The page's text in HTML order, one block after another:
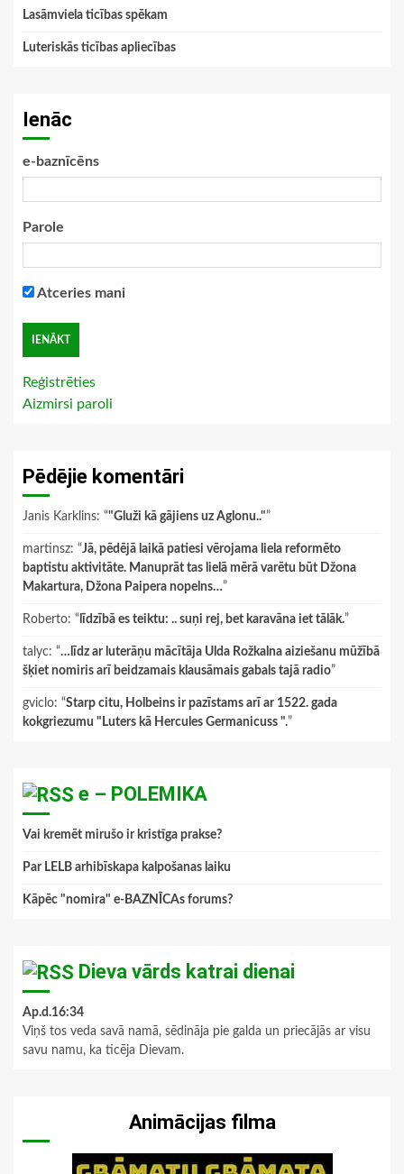
Lasāmviela ticības spēkam
Luteriskās ticības apliecības
Ienāc
e-baznīcēns
Parole
Atceries mani
Reģistrēties
Aizmirsi paroli
Pēdējie komentāri
Janis Karklins: “"Gluži kā gājiens uz Aglonu.."”
martinsz: “Jā, pēdējā laikā patiesi vērojama liela reformēto
baptistu aktivitāte. Manuprāt tas lielā mērā varētu būt Džona
Makartura, Džona Paipera nopelns…”
Roberto: “ līdzībā es teiktu: .. suņi rej, bet karavāna iet tālāk.”
talyc: “…līdz ar luterāņu mācītāja Ulda Rožkalna aiziešanu mūžībā
šķiet nomiris arī beidzamais klausāmais gabals tajā radio”
gviclo: “Starp citu, Holbeins ir pazīstams arī ar 1522. gada
kokgriezumu "Luters kā Hercules Germanicuss ".”
e – POLEMIKA
Vai kremēt mirušo ir kristīga prakse?
Par LELB arhibīskapa kalpošanas laiku
Kāpēc "nomira" e-BAZNĪCAs forums?
Dieva vārds katrai dienai
Ap.d.16:34
Viņš tos veda savā namā, sēdināja pie galda un priecājās ar visu
savu namu, ka ticēja Dievam.
Animācijas filma